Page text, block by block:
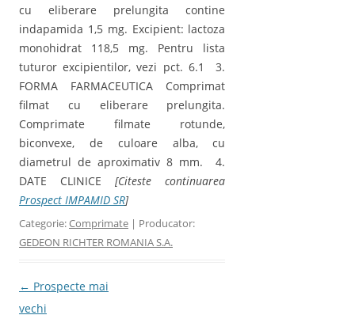
cu eliberare prelungita contine
indapamida 1,5 mg. Excipient: lactoza
monohidrat 118,5 mg. Pentru lista
tuturor excipientilor, vezi pct. 6.1 3.
FORMA FARMACEUTICA Comprimat
filmat cu eliberare prelungita.
Comprimate filmate rotunde,
biconvexe, de culoare alba, cu
diametrul de aproximativ 8 mm. 4.
DATE CLINICE[Citeste continuarea
Prospect IMPAMID SR]
Categorie:Comprimate | Producator:
GEDEON RICHTER ROMANIA S.A.
Navigare
← Prospecte mai
vechi